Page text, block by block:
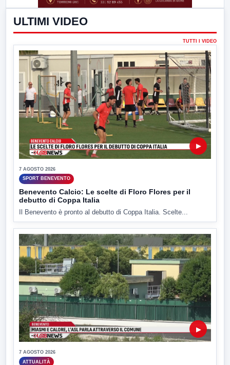
ULTIMI VIDEO
TUTTI I VIDEO
▶
7 AGOSTO 2026
SPORT BENEVENTO
Benevento Calcio: Le scelte di Floro Flores per il
debutto di Coppa Italia
Il Benevento è pronto al debutto di Coppa Italia. Scelte...
▶
7 AGOSTO 2026
ATTUALITÀ